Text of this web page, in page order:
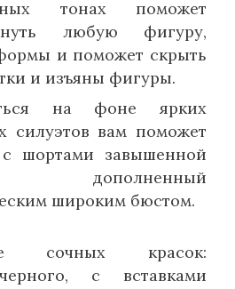
тонах поможет
любую фигуру,
и поможет скрыть
и изъяны фигуры.
на фоне ярких
силуэтов вам поможет
шортами завышенной
дополненный
широким бюстом.
сочных красок:
с вставками